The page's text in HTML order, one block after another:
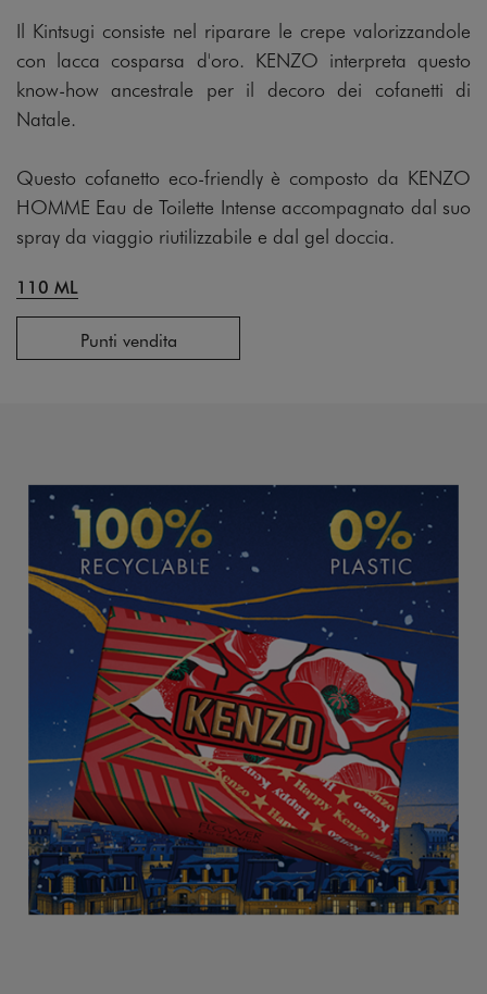
Il Kintsugi consiste nel riparare le crepe valorizzandole
con lacca cosparsa d'oro. KENZO interpreta questo
know-how ancestrale per il decoro dei cofanetti di
Natale.
Questo cofanetto eco-friendly è composto da KENZO
HOMME Eau de Toilette Intense accompagnato dal suo
spray da viaggio riutilizzabile e dal gel doccia.
110 ML
Punti vendita